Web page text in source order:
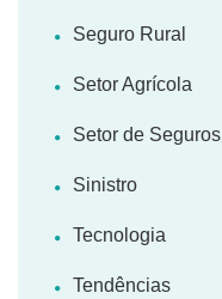
Seguro Rural
Setor Agrícola
Setor de Seguros
Sinistro
Tecnologia
Tendências